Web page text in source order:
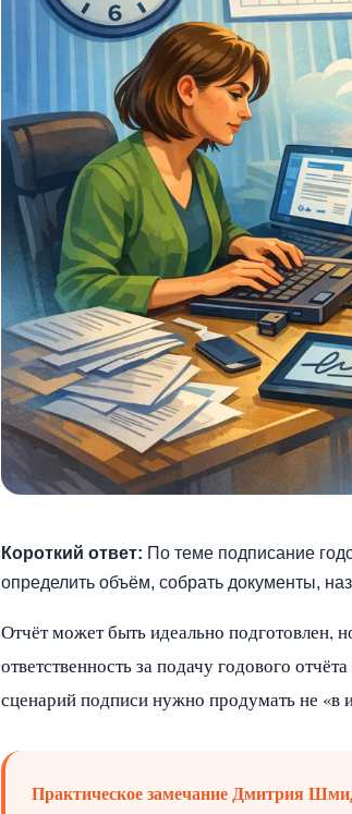
Короткий ответ: По теме подписание
определить объём, собрать документы,
Отчёт может быть идеально подготовлен,
ответственность за подачу годового
сценарий подписи нужно продумать не «в
Практическое замечание Дмитрия